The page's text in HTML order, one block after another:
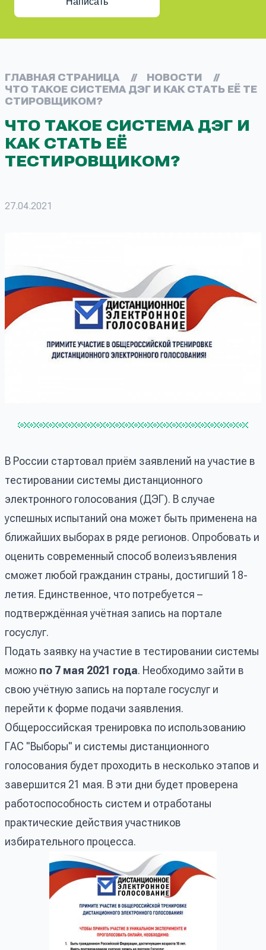
ГЛАВНАЯ СТРАНИЦА // НОВОСТИ
//
ЧТО ТАКОЕ СИСТЕМА ДЭГ И КАК СТАТЬ ЕЁ ТЕ
СТИРОВЩИКОМ?
ЧТО ТАКОЕ СИСТЕМА ДЭГ И
КАК СТАТЬ ЕЁ
ТЕСТИРОВЩИКОМ?
27.04.2021
В России стартовал приём заявлений на участие в
тестировании системы дистанционного
электронного голосования (ДЭГ). В случае
успешных испытаний она может быть применена на
ближайших выборах в ряде регионов. Опробовать и
оценить современный способ волеизъявления
сможет любой гражданин страны, достигший 18-
летия. Единственное, что потребуется –
подтверждённая учётная запись на портале
госуслуг.
Подать заявку на участие в тестировании системы
можно по 7 мая 2021 года. Необходимо зайти в
свою учётную запись на портале госуслуг и
перейти к форме подачи заявления.
Общероссийская тренировка по использованию
ГАС "Выборы" и системы дистанционного
голосования будет проходить в несколько этапов и
завершится 21 мая. В эти дни будет проверена
работоспособность систем и отработаны
практические действия участников
избирательного процесса.